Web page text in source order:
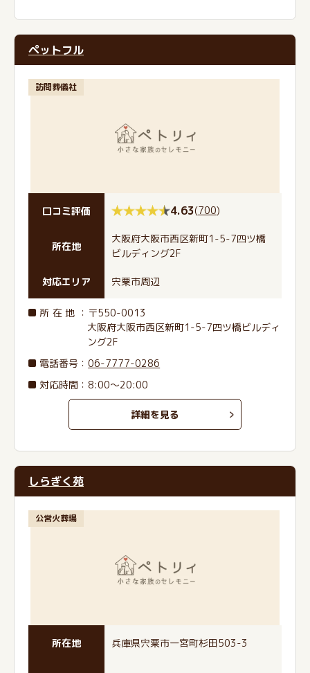
ペットフル
訪問葬儀社
口コミ評価 4.63(700)
所在地
大阪府大阪市西区新町1-5-7四ツ橋
ビルディング2F
対応エリア 宍粟市周辺
所在地 ：〒550-0013
大阪府大阪市西区新町1-5-7四ツ橋ビルディ
ング2F
電話番号 ：06-7777-0286
対応時間：8:00～20:00
詳細を見る
しらぎく苑
公営火葬場
所在地 兵庫県宍粟市一宮町杉田503-3